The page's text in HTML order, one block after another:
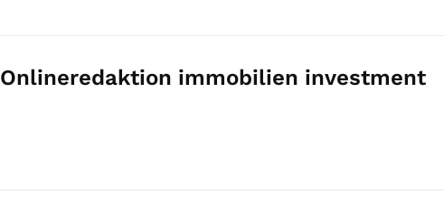
Onlineredaktion immobilien investment